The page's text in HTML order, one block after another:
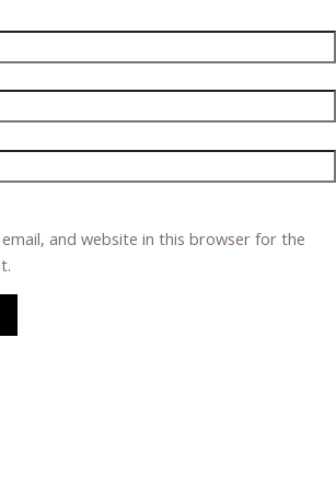
email, and website in this browser for the